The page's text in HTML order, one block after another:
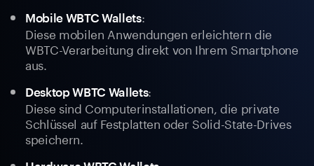
Mobile WBTC Wallets:
Diese mobilen Anwendungen erleichtern die
WBTC-Verarbeitung direkt von Ihrem Smartphone
aus.
Desktop WBTC Wallets:
Diese sind Computerinstallationen, die private
Schlüssel auf Festplatten oder Solid-State-Drives
speichern.